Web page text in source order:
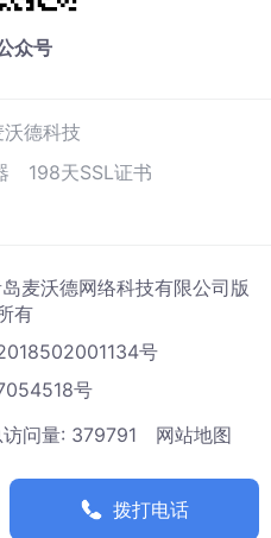
众号
沃德科技
198天SSL证书
沃德网络科技有限公司版
有
号
号
问量: 379791 网站地图
拨打电话